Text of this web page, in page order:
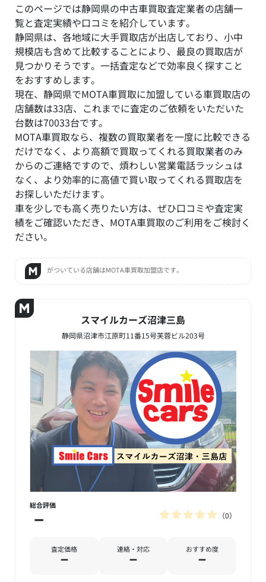
このページでは静岡県の中古車買取査定業者の店舗一
覧と査定実績や口コミを紹介しています。
静岡県は、各地域に大手買取店が出店しており、小中
規模店も含めて比較することにより、最良の買取店が
見つかりそうです。一括査定などで効率良く探すこと
をおすすめします。
現在、静岡県でMOTA車買取に加盟している車買取店の
店舗数は33店、これまでに査定のご依頼をいただいた
台数は70033台です。
MOTA車買取なら、複数の買取業者を一度に比較できる
だけでなく、より高額で買取ってくれる買取業者のみ
からのご連絡ですので、煩わしい営業電話ラッシュは
なく、より効率的に高値で買い取ってくれる買取店を
お探しいただけます。
車を少しでも高く売りたい方は、ぜひ口コミや査定実
績をご確認いただき、MOTA車買取のご利用をご検討く
ださい。
がついている店舗はMOTA車買取加盟店です。
スマイルカーズ沼津三島
静岡県沼津市江原町11番15号芙蓉ビル203号
総合評価
－ 0
査定価格
－
連絡・対応
－
おすすめ度
－